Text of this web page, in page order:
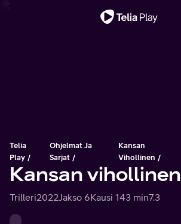
Telia
Play
Ohjelmat Ja
Sarjat
Kansan
Vihollinen
Kansan vihollinen
Trilleri2022Jakso 6Kausi 143 min7.3